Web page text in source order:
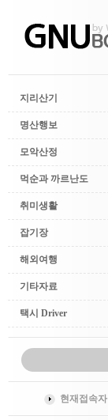
지리산기
명산행보
모악산정
먹순과 까르난도
취미생활
잡기장
해외여행
기타자료
택시 Driver
현재접속자